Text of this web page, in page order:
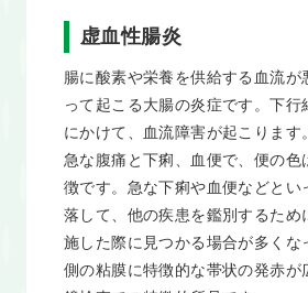
虚血性腸炎
腸に酸素や栄養を供給する血流が
って起こる大腸の炎症です。下行
にかけて、血流障害が起こります
急な腹痛と下痢、血便で、便の色
徴です。急な下痢や血便などとい
落して、他の疾患を鑑別するため
施した際に見つかる場合が多くな
側の粘膜に特徴的な帯状の発赤が